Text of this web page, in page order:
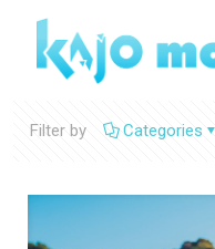
Filter by Categories